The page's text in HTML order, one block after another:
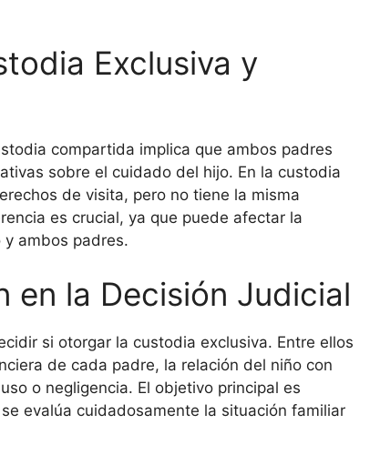
Exclusiva y
compartida implica que ambos padres
sobre el cuidado del hijo. En la custodia
de visita, pero no tiene la misma
es crucial, ya que puede afectar la
ambos padres.
en la Decisión Judicial
si otorgar la custodia exclusiva. Entre ellos
de cada padre, la relación del niño con
o negligencia. El objetivo principal es
evalúa cuidadosamente la situación familiar